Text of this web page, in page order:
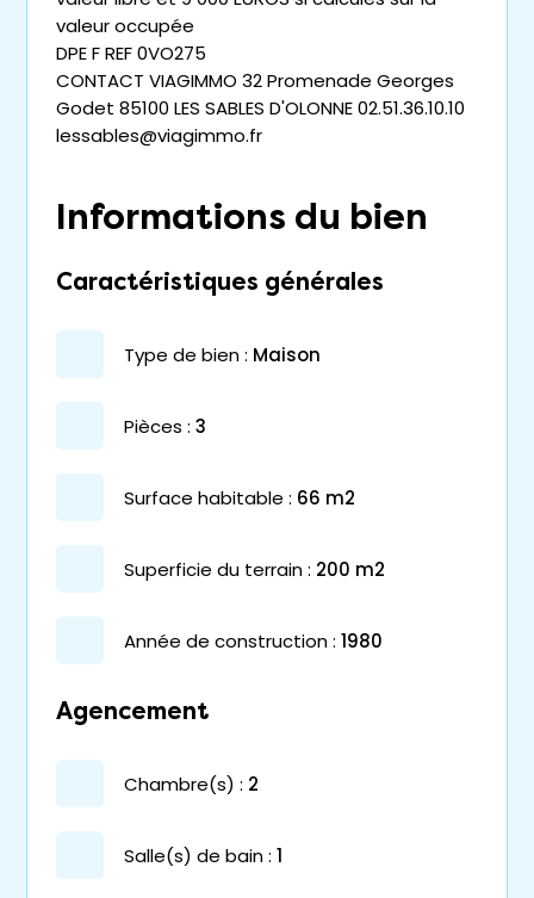
valeur occupée
DPE F REF 0VO275
CONTACT VIAGIMMO 32 Promenade Georges
Godet 85100 LES SABLES D'OLONNE 02.51.36.10.10
lessables@viagimmo.fr
Informations du bien
Caractéristiques générales
type de bien : maison
pièces : 3
surface habitable : 66 m2
superficie du terrain : 200 m2
année de construction : 1980
Agencement
chambre(s) : 2
salle(s) de bain : 1